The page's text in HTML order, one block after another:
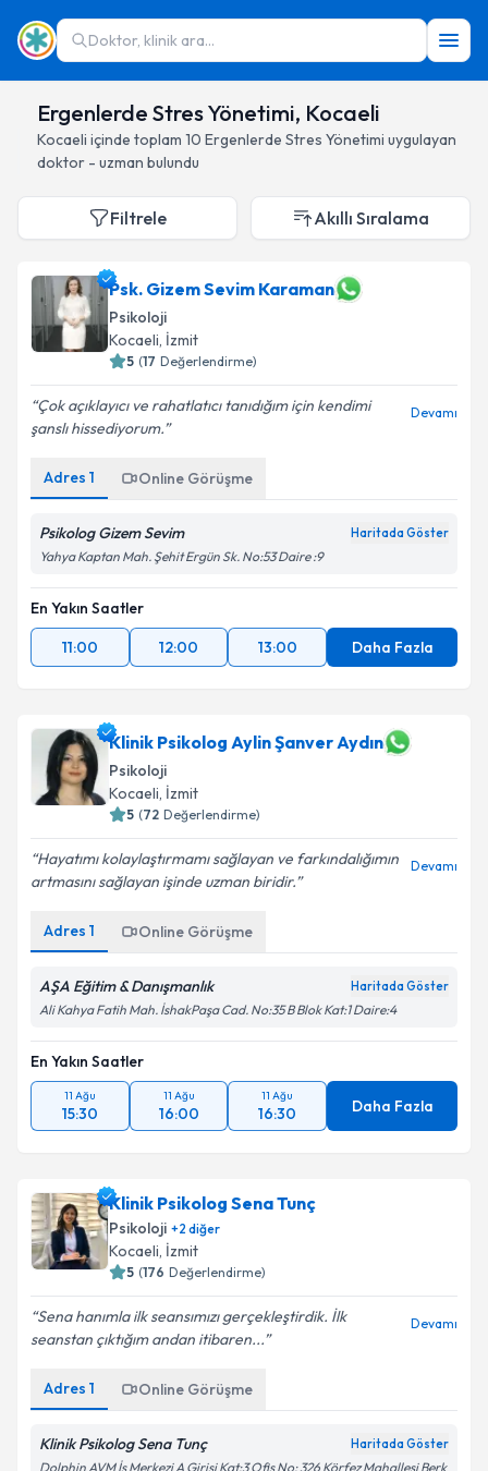
Doktor, klinik ara...
Ergenlerde Stres Yönetimi, Kocaeli
Kocaeli içinde toplam 10 Ergenlerde Stres Yönetimi uygulayan
doktor - uzman bulundu
Filtrele Akıllı Sıralama
Psk. Gizem Sevim Karaman
Psikoloji
Kocaeli, İzmit
5 (17 Değerlendirme)
Çok açıklayıcı ve rahatlatıcı tanıdığım için kendimi
şanslı hissediyorum.
Devamı
Adres 1 Online Görüşme
Psikolog Gizem Sevim Haritada Göster
Yahya Kaptan Mah. Şehit Ergün Sk. No:53 Daire :9
En Yakın Saatler
11:00
12:00 13:00 Daha Fazla
Klinik Psikolog Aylin Şanver Aydın
Psikoloji
Kocaeli, İzmit
5 (72 Değerlendirme)
Hayatımı kolaylaştırmamı sağlayan ve farkındalığımın
artmasını sağlayan işinde uzman biridir.
Devamı
Adres 1 Online Görüşme
AŞA Eğitim & Danışmanlık Haritada Göster
Ali Kahya Fatih Mah. İshakPaşa Cad. No:35 B Blok Kat:1 Daire:4
En Yakın Saatler
11 Ağu
15:30
11 Ağu
16:00
11 Ağu
16:30 Daha Fazla
Klinik Psikolog Sena Tunç
Psikoloji +2 diğer
Kocaeli, İzmit
5 (176 Değerlendirme)
Sena hanımla ilk seansımızı gerçekleştirdik. İlk
seanstan çıktığım andan itibaren...
Devamı
Adres 1 Online Görüşme
Klinik Psikolog Sena Tunç Haritada Göster
Dolphin AVM İş Merkezi A Girişi Kat:3 Ofis No: 326 Körfez Mahallesi Berk